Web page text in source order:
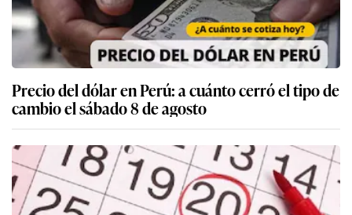
Precio del dólar en Perú: a cuánto cerró el tipo de
cambio el sábado 8 de agosto